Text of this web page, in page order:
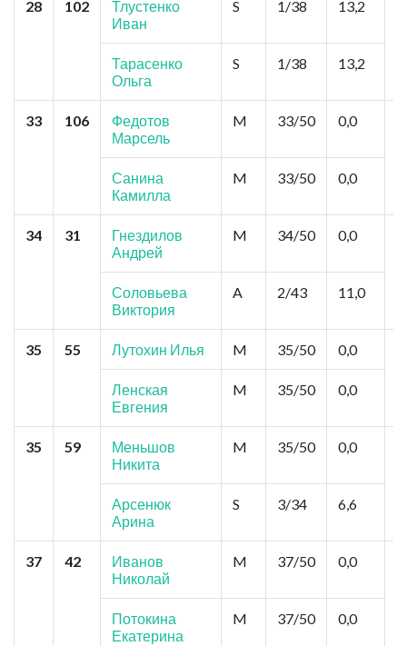
28 102
Тлустенко
Иван
S 1/38 13,2
Тарасенко
Ольга
S 1/38 13,2
33 106
Федотов
Марсель
M 33/50 0,0
Санина
Камилла
M 33/50 0,0
34 31
Гнездилов
Андрей
M 34/50 0,0
Соловьева
Виктория
A 2/43 11,0
35 55 Лутохин Илья M 35/50 0,0
Ленская
Евгения
M 35/50 0,0
35 59
Меньшов
Никита
M 35/50 0,0
Арсенюк
Арина
S 3/34 6,6
37 42
Иванов
Николай
M 37/50 0,0
Потокина
Екатерина
M 37/50 0,0